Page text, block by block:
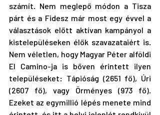
számít. Nem meglepő módon a Tisza
párt és a Fidesz már most egy évvel a
választások előtt aktívan kampányol a
kistelepüléseken élők szavazataiért is.
Nem véletlen, hogy Magyar Péter alföldi
El Camino-ja is bőven érintett ilyen
településeket: Tápióság (2651 fő), Úri
(2607 fő), vagy Örményes (973 fő).
Ezeket az egymillió lépés menete mind